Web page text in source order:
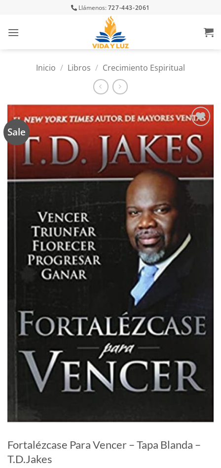
content
Llámenos:727-443-2061
Inicio / Libros / Crecimiento Espiritual
Sale
Añadir
a la
lista
de
Fortalézcase Para Vencer – Tapa Blanda –
T.D.Jakes